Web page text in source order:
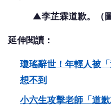
▲李芷霖道歉。（
延伸閱讀：
瓊瑤辭世！年輕人被
想不到
小六生攻擊老師「道